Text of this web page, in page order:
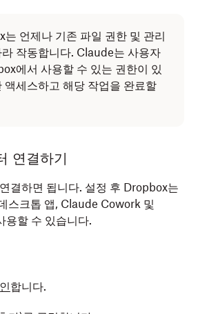
는 언제나 기존 파일 권한 및 관리
작동합니다. Claude는 사용자
에서 사용할 수 있는 권한이 있
액세스하고 해당 작업을 완료할
연결하기
결하면 됩니다. 설정 후 Dropbox는
스크톱 앱, Claude Cowork 및
용할 수 있습니다.
합니다.